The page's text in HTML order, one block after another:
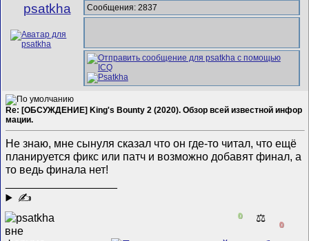
psatkha
Сообщения: 2837
Re: [ОБСУЖДЕНИЕ] King's Bounty 2 (2020). Обзор всей известной инфор
мации.
Не знаю, мне сынуля сказал что он где-то читал, что ещё
планируется фикс или патч и возможно добавят финал, а
то ведь финала нет!
✍
0 ⚖️
0